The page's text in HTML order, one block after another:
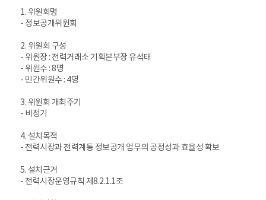
1. 위원회명
- 정보공개위원회
2. 위원회 구성
- 위원장 : 전력거래소 기획본부장 유석태
- 위원수 : 8명
- 민간위원수 : 4명
3. 위원회 개최주기
- 비정기
4. 설치목적
- 전력시장과 전력계통 정보공개 업무의 공정성과 효율성 확보
5. 설치근거
- 전력시장운영규칙 제8.2.1.1조